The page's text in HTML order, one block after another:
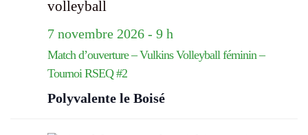
7 novembre 2026 - 9 h
Match d’ouverture – Vulkins Volleyball féminin –
Tournoi RSEQ #2
Polyvalente le Boisé